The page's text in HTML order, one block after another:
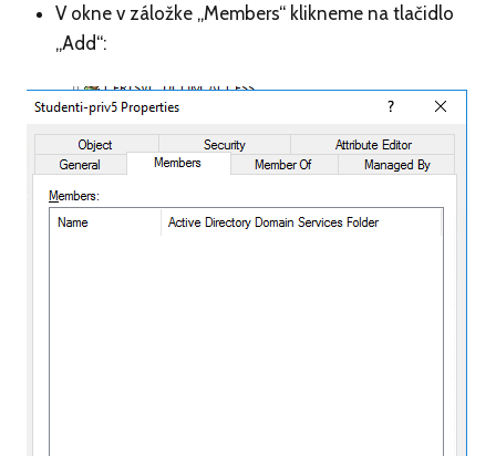
V okne v záložke „Members“ klikneme na tlačidlo
„Add“: